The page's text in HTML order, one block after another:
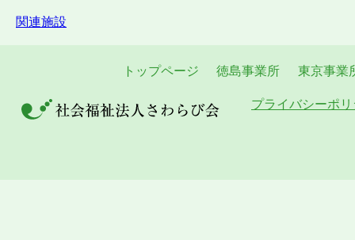
関連施設
トップページ 徳島事業所 東京事業
プライバシーポ